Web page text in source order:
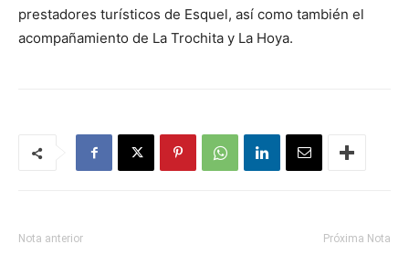
prestadores turísticos de Esquel, así como también el
acompañamiento de La Trochita y La Hoya.
Nota anterior Próxima Nota